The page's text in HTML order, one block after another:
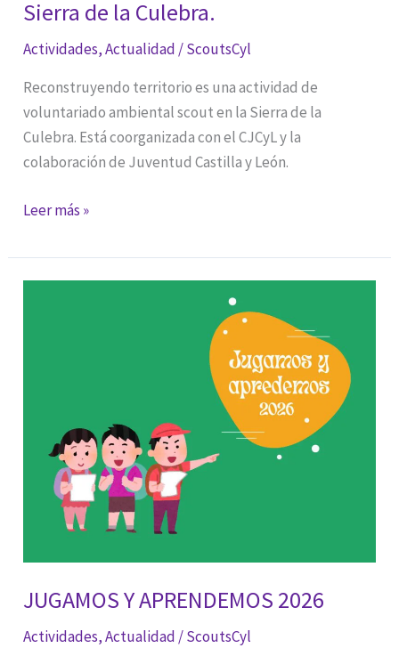
Sierra de la Culebra.
Actividades,Actualidad /ScoutsCyl
Reconstruyendo territorio es una actividad de
voluntariado ambiental scout en la Sierra de la
Culebra. Está coorganizada con el CJCyL y la
colaboración de Juventud Castilla y León.
Reconstruyendo
voluntariado
ambiental
Culebra.
Leer más »
JUGAMOS Y APRENDEMOS 2026
Actividades,Actualidad /ScoutsCyl